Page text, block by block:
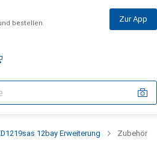
bestellen Zur App
12bay Erweiterung Zubehör